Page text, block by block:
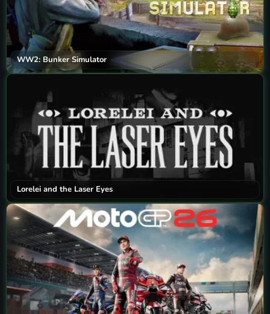
WW2: Bunker Simulator
Lorelei and the Laser Eyes